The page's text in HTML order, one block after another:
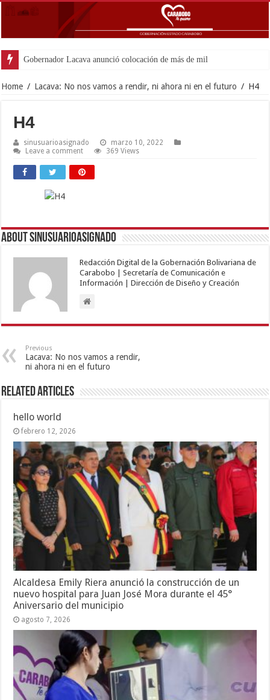
Gobernador Lacava anunció colocación de más de mil 500 tonelada
Home / Lacava: No nos vamos a rendir, ni ahora ni en el futuro / H4
H4
sinusuarioasignado
marzo 10, 2022
Leave a comment
369 Views
About sinusuarioasignado
Redacción Digital de la Gobernación Bolivariana de
Carabobo | Secretaría de Comunicación e
Información | Dirección de Diseño y Creación
Previous
Lacava: No nos vamos a rendir,
ni ahora ni en el futuro
Related Articles
hello world
febrero 12, 2026
Alcaldesa Emily Riera anunció la construcción de un
nuevo hospital para Juan José Mora durante el 45°
Aniversario del municipio
agosto 7, 2026